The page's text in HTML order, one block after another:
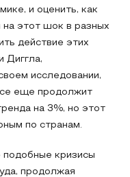
и оценить, как
на этот шок в разных
действие этих
Диггла,
исследовании,
еще продолжит
на 3%, но этот
по странам.
кризисы
продолжая